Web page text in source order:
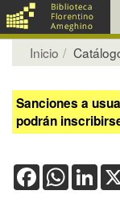
Inicio
Sanciones a
podrán
Facebook